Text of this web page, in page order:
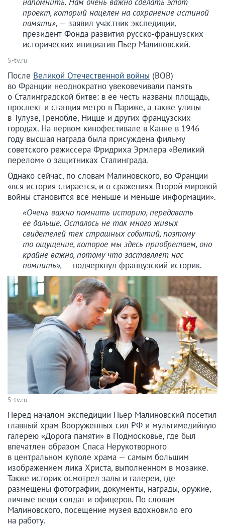
проект, который нацелен на сохранение истиной
памяти», — заявил участник экспедиции,
президент Фонда развития русско-французских
исторических инициатив Пьер Малиновский.
5-tv.ru
После Великой Отечественной войны (ВОВ)
во Франции неоднократно увековечивали память
о Сталинградской битве: в ее честь названы площадь,
проспект и станция метро в Париже, а также улицы
в Тулузе, Гренобле, Ницце и других французских
городах. На первом кинофестивале в Канне в 1946
году высшая награда была присуждена фильму
советского режиссера Фридриха Эрмлера «Великий
перелом» о защитниках Сталинграда.
Однако сейчас, по словам Малиновского, во Франции
«вся история стирается, и о сражениях Второй мировой
войны становится все меньше и меньше информации».
«Очень важно помнить историю, передавать
ее дальше. Осталось не так много живых
свидетелей тех страшных событий, поэтому
то ощущение, которое мы здесь приобретаем, оно
крайне важно, потому что заставляет нас
помнить», — подчеркнул французский историк.
5-tv.ru
Перед началом экспедиции Пьер Малиновский посетил
главный храм Вооруженных сил РФ и мультимедийную
галерею «Дорога памяти» в Подмосковье, где был
впечатлен образом Спаса Нерукотворного
в центральном куполе храма — самым большим
изображением лика Христа, выполненном в мозаике.
Также историк осмотрел залы и галереи, где
размещены фотографии, документы, награды, оружие,
личные вещи солдат и офицеров. По словам
Малиновского, посещение музея вдохновило его
на работу.